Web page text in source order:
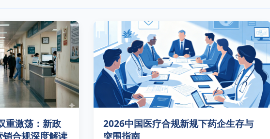
重激荡：新政
合规深度解读
2026中国医疗合规新规下药企生存与
突围指南